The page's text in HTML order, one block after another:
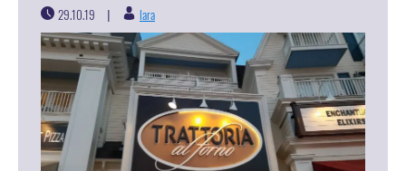
29.10.19 | lara